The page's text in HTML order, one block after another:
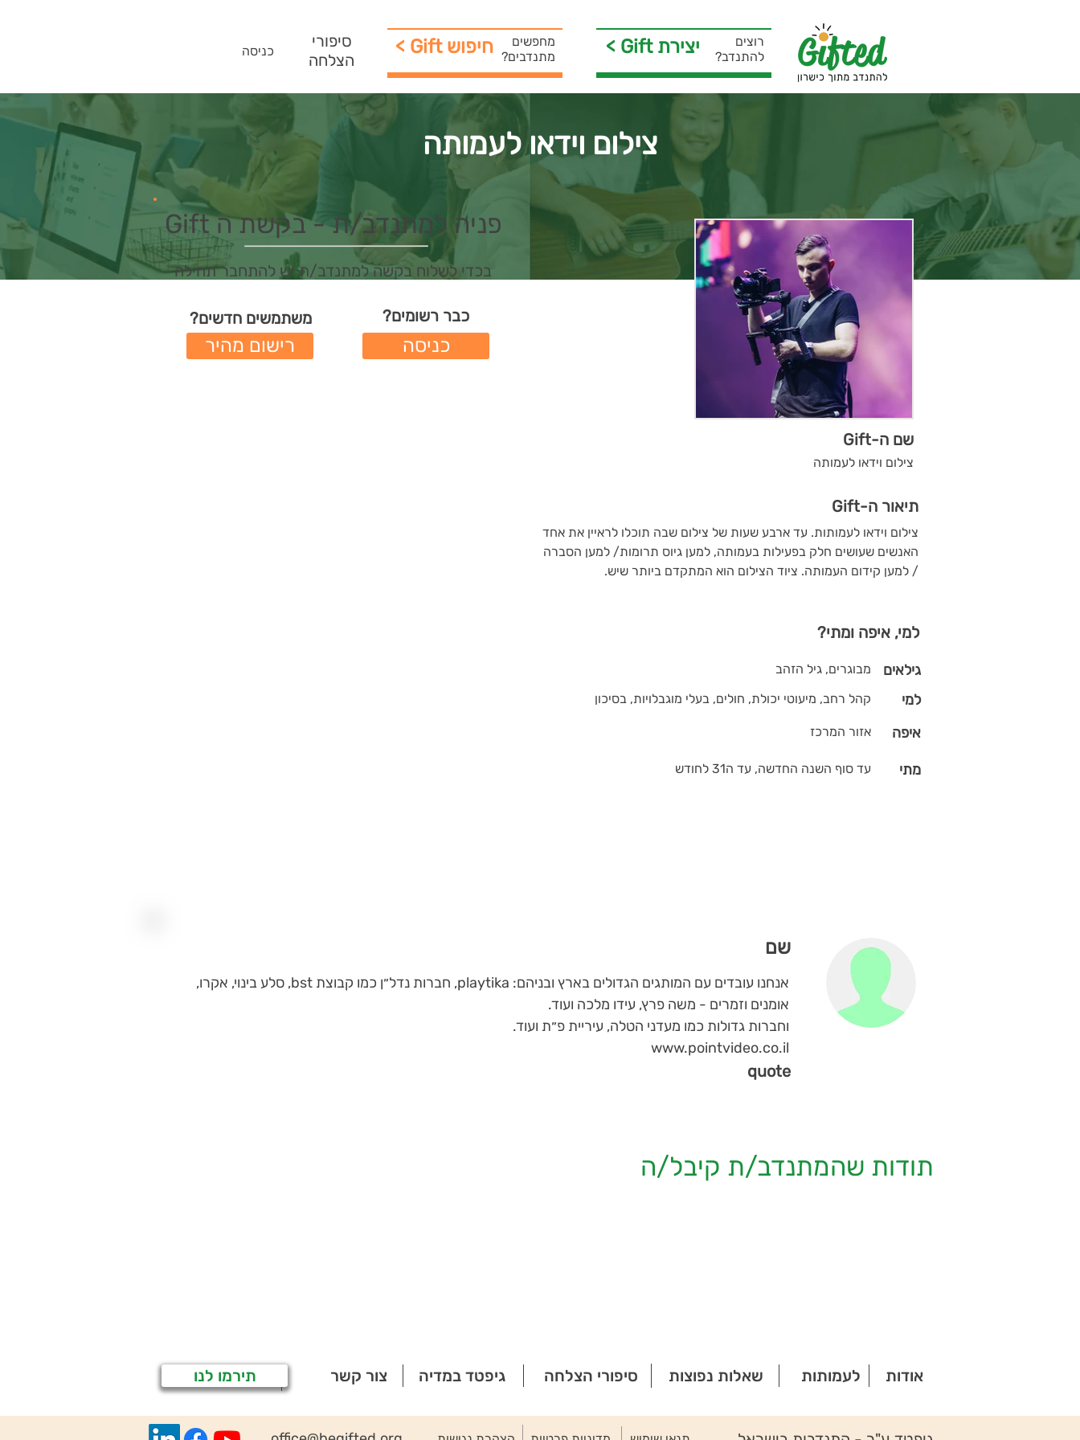
כניסה
סיפורי
הצלחה
מחפשים
מתנדבים? < Gift חיפוש < Gift יצירת
רוצים
להתנדב?
צילום וידאו לעמותה
שם ה-Gift
צילום וידאו לעמותה
תיאור ה-Gift
צילום וידאו לעמותות. עד ארבע שעות של צילום שבה תוכלו לראיין את אחד
האנשים שעושים חלק בפעילות בעמותה, למען גיוס תרומות/ למען הסברה
/ למען קידום העמותה. ציוד הצילום הוא המתקדם ביותר שיש.
למי, איפה ומתי?
מבוגרים, גיל הזהב גילאים
קהל רחב, מיעוטי יכולת, חולים, בעלי מוגבלויות, בסיכון למי
אזור המרכז איפה
עד סוף השנה החדשה, עד ה31 לחודש מתי
פניה למתנדב/ת - בקשת ה Gift
בכדי לשלוח בקשה למתנדב/ת יש להתחבר תחילה
משתמשים חדשים?
רישום מהיר
כבר רשומים?
כניסה
שם
אנחנו עובדים עם המותגים הגדולים בארץ ובניהם: playtika, חברות נדל״ן כמו קבוצת bst, סלע בינוי, אקרו,
אומנים וזמרים - משה פרץ, עידו מלכה ועוד.
וחברות גדולות כמו מעדני הטלה, עיריית פ״ת ועוד.
www.pointvideo.co.il
quote
תודות שהמתנדב/ת קיבל/ה
תירמו לנו צור קשר גיפטד במדיה סיפורי הצלחה שאלות נפוצות לעמותות אודות